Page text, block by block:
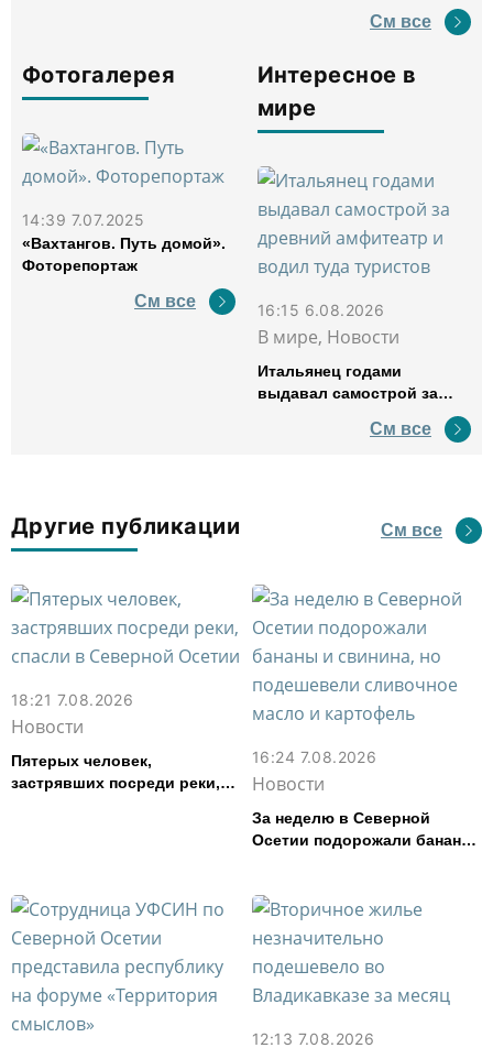
См все
Фотогалерея
14:39 7.07.2025
«Вахтангов. Путь домой».
Фоторепортаж
См все
Интересное в
мире
16:15 6.08.2026
В мире, Новости
Итальянец годами
выдавал самострой за
водил туда туристов
См все
Другие публикации См все
18:21 7.08.2026
Новости
Пятерых человек,
застрявших посреди реки,
16:24 7.08.2026
Новости
За неделю в Северной
Осетии подорожали бананы
картофель
12:13 7.08.2026